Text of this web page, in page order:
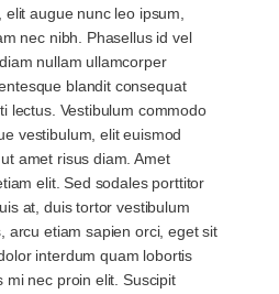
augue nunc leo ipsum,
nec nibh. Phasellus id vel
nullam ullamcorper
blandit consequat
lectus. Vestibulum commodo
vestibulum, elit euismod
amet risus diam. Amet
elit. Sed sodales porttitor
at, duis tortor vestibulum
arcu etiam sapien orci, eget sit
interdum quam lobortis
mi nec proin elit. Suscipit